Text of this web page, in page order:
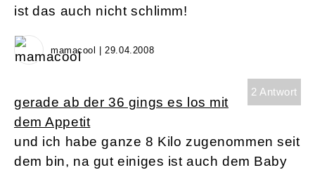
ist das auch nicht schlimm!
mamacool | 29.04.2008
2 Antwort
gerade ab der 36 gings es los mit
dem Appetit
und ich habe ganze 8 Kilo zugenommen seit
dem bin, na gut einiges ist auch dem Baby